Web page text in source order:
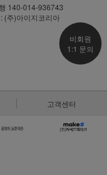
140-014-936743
(주)아이지코리아
비회원
1:1 문의
고객센터